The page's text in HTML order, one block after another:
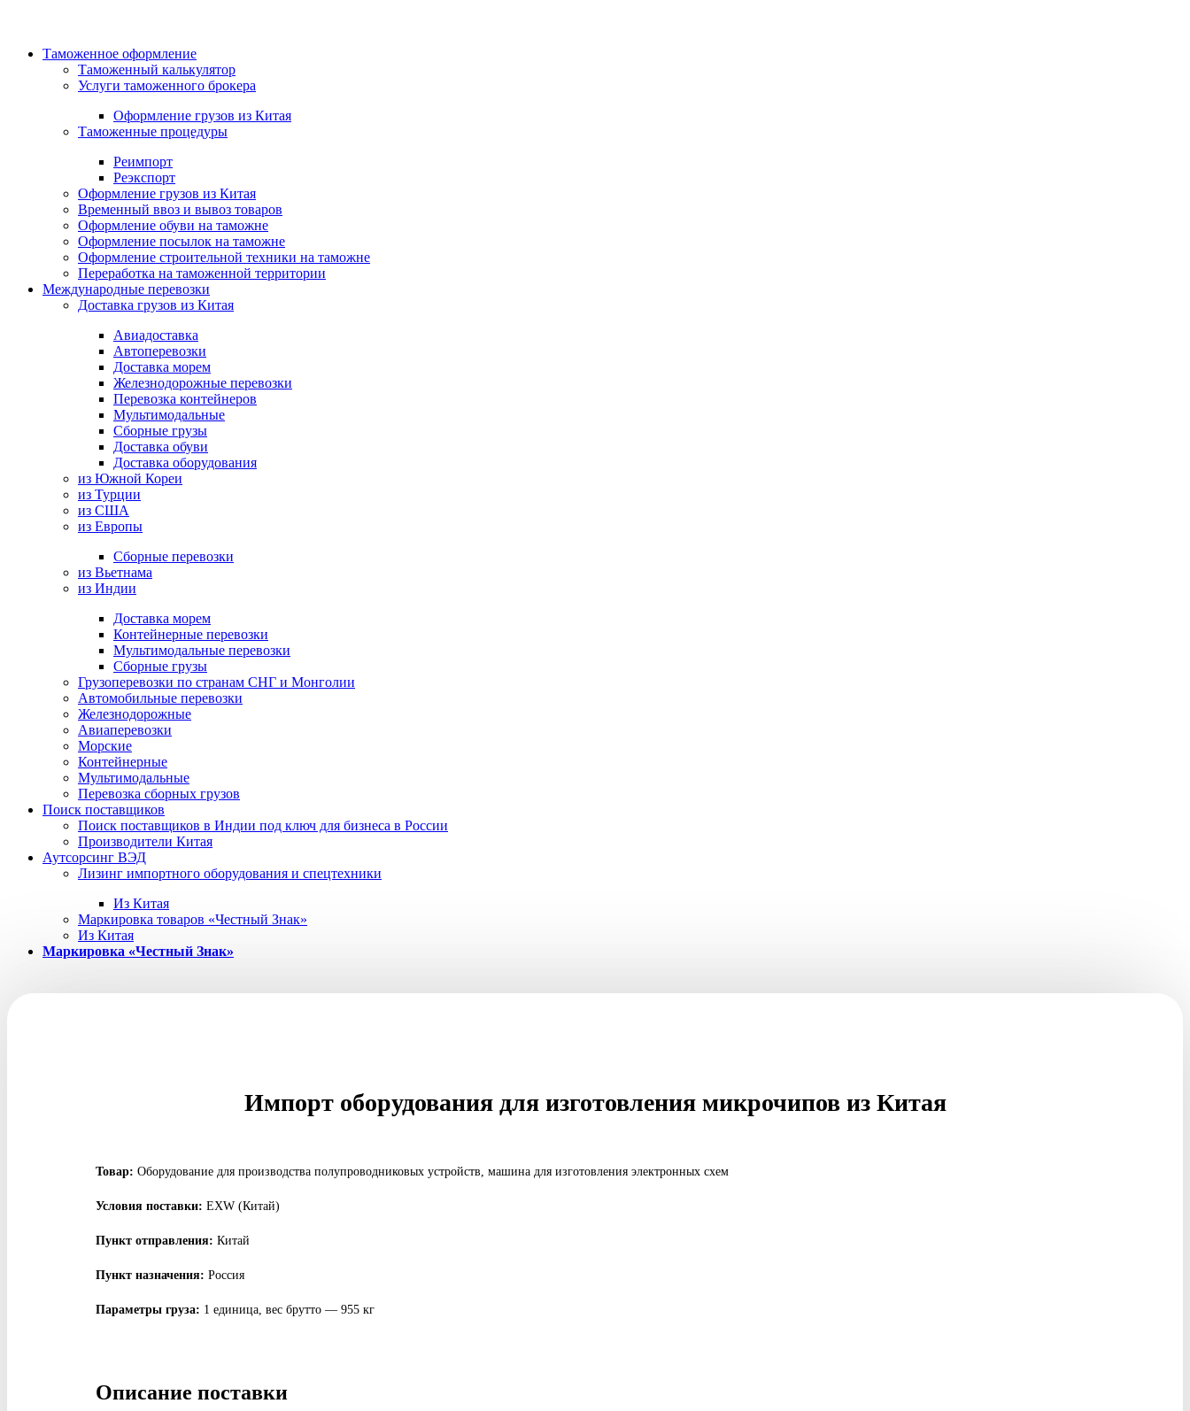
Таможенное оформление
Таможенный калькулятор
Услуги таможенного брокера
Оформление грузов из Китая
Таможенные процедуры
Реимпорт
Реэкспорт
Оформление грузов из Китая
Временный ввоз и вывоз товаров
Оформление обуви на таможне
Оформление посылок на таможне
Оформление строительной техники на таможне
Переработка на таможенной территории
Международные перевозки
Доставка грузов из Китая
Авиадоставка
Автоперевозки
Доставка морем
Железнодорожные перевозки
Перевозка контейнеров
Мультимодальные
Сборные грузы
Доставка обуви
Доставка оборудования
из Южной Кореи
из Турции
из США
из Европы
Сборные перевозки
из Вьетнама
из Индии
Доставка морем
Контейнерные перевозки
Мультимодальные перевозки
Сборные грузы
Грузоперевозки по странам СНГ и Монголии
Автомобильные перевозки
Железнодорожные
Авиаперевозки
Морские
Контейнерные
Мультимодальные
Перевозка сборных грузов
Поиск поставщиков
Поиск поставщиков в Индии под ключ для бизнеса в России
Производители Китая
Аутсорсинг ВЭД
Лизинг импортного оборудования и спецтехники
Из Китая
Маркировка товаров «Честный Знак»
Из Китая
Маркировка «Честный Знак»
Импорт оборудования для изготовления микрочипов из Китая
Товар: Оборудование для производства полупроводниковых устройств, машина для изготовления электронных схем
Условия поставки: EXW (Китай)
Пункт отправления: Китай
Пункт назначения: Россия
Параметры груза: 1 единица, вес брутто — 955 кг
Описание поставки